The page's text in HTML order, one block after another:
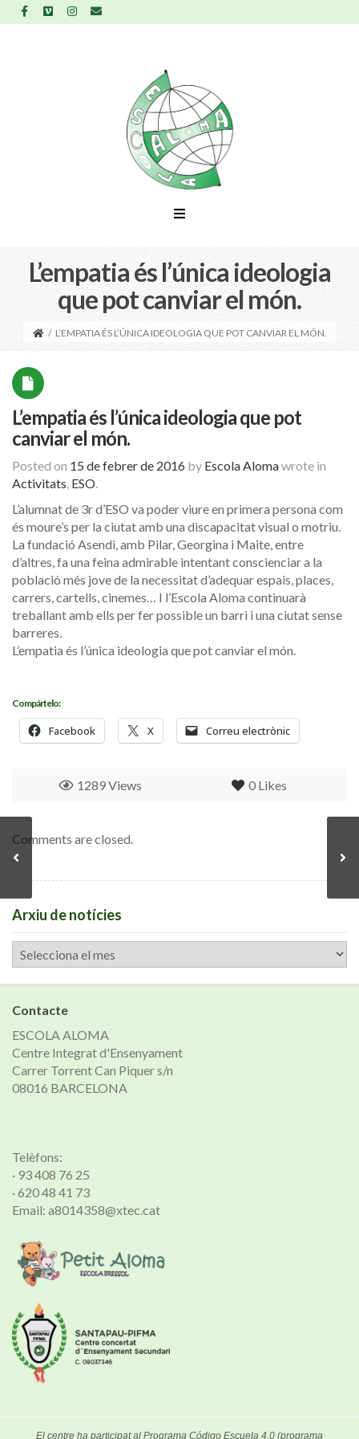
L’empatia és l’única ideologia
que pot canviar el món.
/ L’EMPATIA ÉS L’ÚNICA IDEOLOGIA QUE POT CANVIAR EL MÓN.
L’empatia és l’única ideologia que pot
canviar el món.
Posted on 15 de febrer de 2016 by Escola Alomawrote in
Activitats, ESO.
L’alumnat de 3r d’ESO va poder viure en primera persona com
és moure’s per la ciutat amb una discapacitat visual o motriu.
La fundació Asendi, amb Pilar, Georgina i Maite, entre
d’altres, fa una feina admirable intentant conscienciar a la
població més jove de la necessitat d’adequar espais, places,
carrers, cartells, cinemes… I l’Escola Aloma continuarà
treballant amb ells per fer possible un barri i una ciutat sense
barreres.
L’empatia és l’única ideologia que pot canviar el món.
Compártelo:
Facebook X Correu electrònic
0 Likes
1289 Views
Comments are closed.
Arxiu de notícies
Arxiu
de
notícies
Contacte
ESCOLA ALOMA
Centre Integrat d'Ensenyament
Carrer Torrent Can Piquer s/n
08016 BARCELONA
Telèfons:
· 93 408 76 25
· 620 48 41 73
Email: a8014358@xtec.cat
El centre ha participat al Programa Código Escuela 4.0 (programa